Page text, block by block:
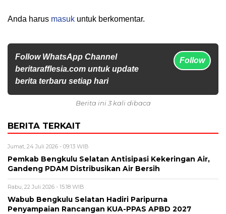
Anda harus masuk untuk berkomentar.
Follow WhatsApp Channel
beritarafflesia.com untuk update
berita terbaru setiap hari
Follow
Berita ini 3 kali dibaca
BERITA TERKAIT
Jumat, 24 Juli 2026 - 09:13 WIB
Pemkab Bengkulu Selatan Antisipasi Kekeringan Air,
Gandeng PDAM Distribusikan Air Bersih
Rabu, 22 Juli 2026 - 15:18 WIB
Wabub Bengkulu Selatan Hadiri Paripurna
Penyampaian Rancangan KUA-PPAS APBD 2027